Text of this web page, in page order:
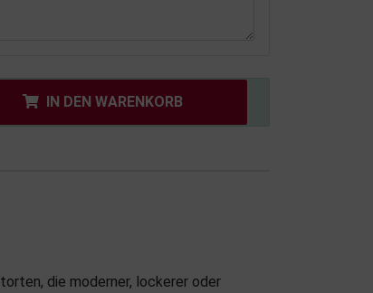
IN DEN WARENKORB
die moderner, lockerer oder